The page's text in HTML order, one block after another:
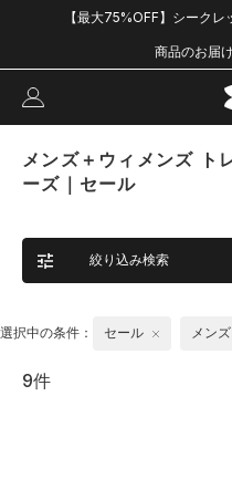
【最大75%OFF】シーク
商品のお届
メンズ＋ウィメンズ ト
ーズ｜セール
絞り込み検索
選択中の条件： セール メンズ
9件